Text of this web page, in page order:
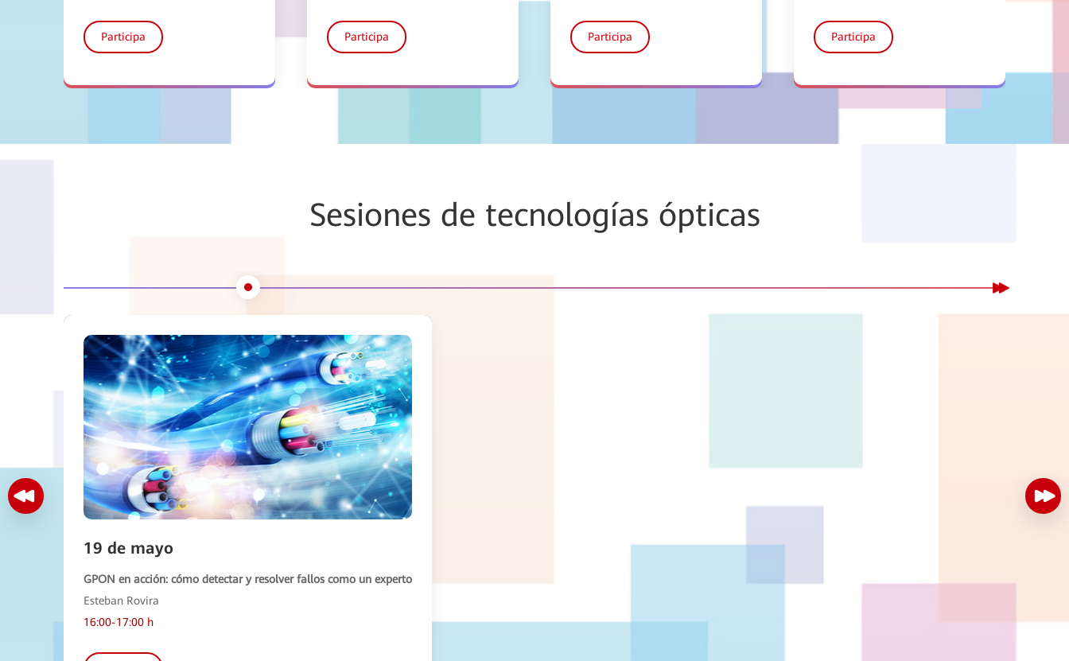
Participa Participa Participa Participa
Sesiones de tecnologías ópticas
19 de mayo
GPON en acción: cómo detectar y resolver fallos como un experto
Esteban Rovira
16:00-17:00 h